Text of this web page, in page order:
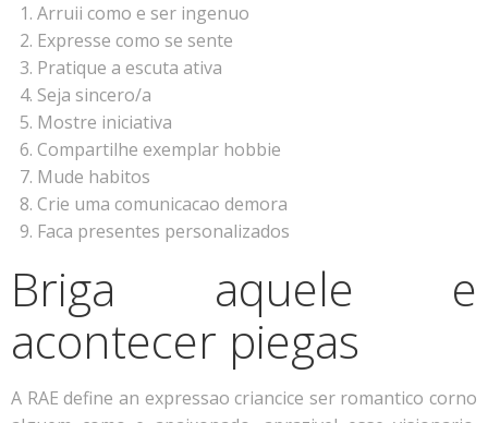
Arruii como e ser ingenuo
Expresse como se sente
Pratique a escuta ativa
Seja sincero/a
Mostre iniciativa
Compartilhe exemplar hobbie
Mude habitos
Crie uma comunicacao demora
Faca presentes personalizados
Briga aquele e
acontecer piegas
A RAE define an expressao criancice ser romantico corno